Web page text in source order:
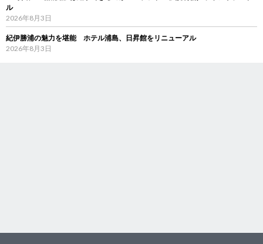
ル
2026年8月3日
紀伊勝浦の魅力を堪能 ホテル浦島、日昇館をリニューアル
2026年8月3日